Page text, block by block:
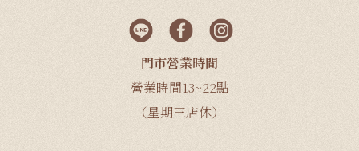
門市營業時間
營業時間13~22點
（星期三店休）